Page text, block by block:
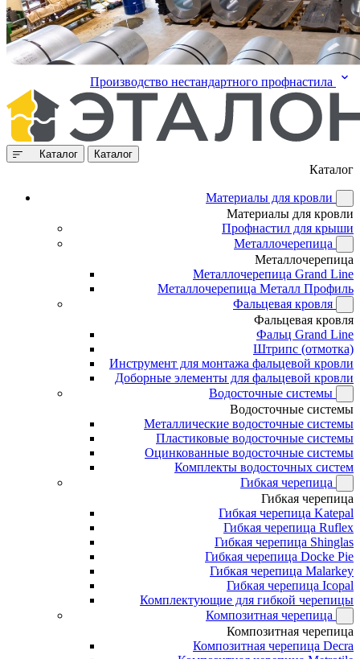
Производство нестандартного профнастила
Каталог Каталог
Каталог
Материалы для кровли
Материалы для кровли
Профнастил для крыши
Металлочерепица
Металлочерепица
Металлочерепица Grand Line
Металлочерепица Металл Профиль
Фальцевая кровля
Фальцевая кровля
Фальц Grand Line
Штрипс (отмотка)
Инструмент для монтажа фальцевой кровли
Доборные элементы для фальцевой кровли
Водосточные системы
Водосточные системы
Металлические водосточные системы
Пластиковые водосточные системы
Оцинкованные водосточные системы
Комплекты водосточных систем
Гибкая черепица
Гибкая черепица
Гибкая черепица Katepal
Гибкая черепица Ruflex
Гибкая черепица Shinglas
Гибкая черепица Docke Pie
Гибкая черепица Malarkey
Гибкая черепица Icopal
Комплектующие для гибкой черепицы
Композитная черепица
Композитная черепица
Композитная черепица Decra